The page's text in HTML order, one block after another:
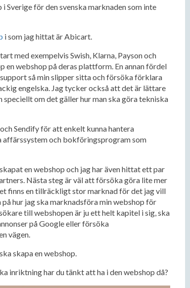
Sverige för den svenska marknaden som inte
i som jag hittat är Abicart.
med exempelvis Swish, Klarna, Payson och
en webshop på deras plattform. En annan fördel
så min slipper sitta och försöka förklara
engelska. Jag tycker också att det är lättare
om det gäller hur man ska göra tekniska
Sendify för att enkelt kunna hantera
och bokföringsprogram som
en webshop och jag har även hittat ett par
Nästa steg är väl att försöka göra lite mer
finns en tillräckligt stor marknad för det jag vill
hur jag ska marknadsföra min webshop för
till webshopen är ju ett helt kapitel i sig, ska
på Google eller försöka
vägen.
skapa en webshop.
inriktning har du tänkt att ha i den webshop då?